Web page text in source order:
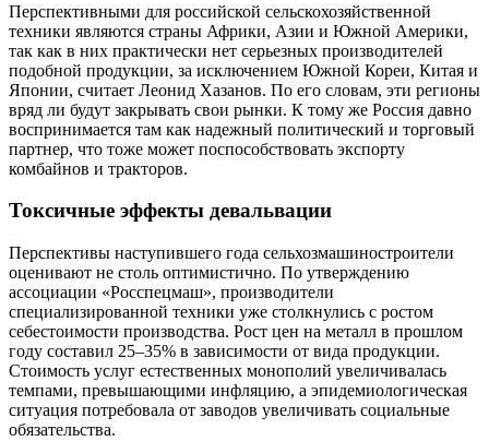
Перспективными для российской сельскохозяйственной
техники являются страны Африки, Азии и Южной Америки,
так как в них практически нет серьезных производителей
подобной продукции, за исключением Южной Кореи, Китая и
Японии, считает Леонид Хазанов. По его словам, эти регионы
вряд ли будут закрывать свои рынки. К тому же Россия давно
воспринимается там как надежный политический и торговый
партнер, что тоже может поспособствовать экспорту
комбайнов и тракторов.
Токсичные эффекты девальвации
Перспективы наступившего года сельхозмашиностроители
оценивают не столь оптимистично. По утверждению
ассоциации «Росспецмаш», производители
специализированной техники уже столкнулись с ростом
себестоимости производства. Рост цен на металл в прошлом
году составил 25–35% в зависимости от вида продукции.
Стоимость услуг естественных монополий увеличивалась
темпами, превышающими инфляцию, а эпидемиологическая
ситуация потребовала от заводов увеличивать социальные
обязательства.